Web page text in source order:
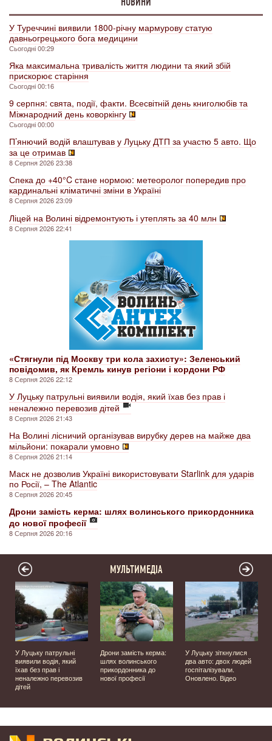
У Туреччині виявили 1800-річну мармурову статую
давньогрецького бога медицини
Сьогодні 00:29
Яка максимальна тривалість життя людини та який збій
прискорює старіння
Сьогодні 00:16
9 серпня: свята, події, факти. Всесвітній день книголюбів та
Міжнародний день коворкінгу
Сьогодні 00:00
П’янючий водій влаштував у Луцьку ДТП за участю 5 авто. Що
за це отримав
8 Серпня 2026 23:38
Спека до +40°C стане нормою: метеоролог попередив про
кардинальні кліматичні зміни в Україні
8 Серпня 2026 23:09
Ліцей на Волині відремонтують і утеплять за 40 млн
8 Серпня 2026 22:41
«Стягнули під Москву три кола захисту»: Зеленський
повідомив, як Кремль кинув регіони і кордони РФ
8 Серпня 2026 22:12
У Луцьку патрульні виявили водія, який їхав без прав і
неналежно перевозив дітей
8 Серпня 2026 21:43
На Волині лісничий організував вирубку дерев на майже два
мільйони: покарали умовно
8 Серпня 2026 21:14
Маск не дозволив Україні використовувати Starlink для ударів
по Росії, – The Atlantic
8 Серпня 2026 20:45
Дрони замість керма: шлях волинського прикордонника
до нової професії
8 Серпня 2026 20:16
МУЛЬТИМЕДІА
У Луцьку патрульні
виявили водія, який
їхав без прав і
неналежно перевозив
дітей
Дрони замість керма:
шлях волинського
прикордонника до
нової професії
У Луцьку зіткнулися
два авто: двох людей
госпіталізували.
Оновлено. Відео